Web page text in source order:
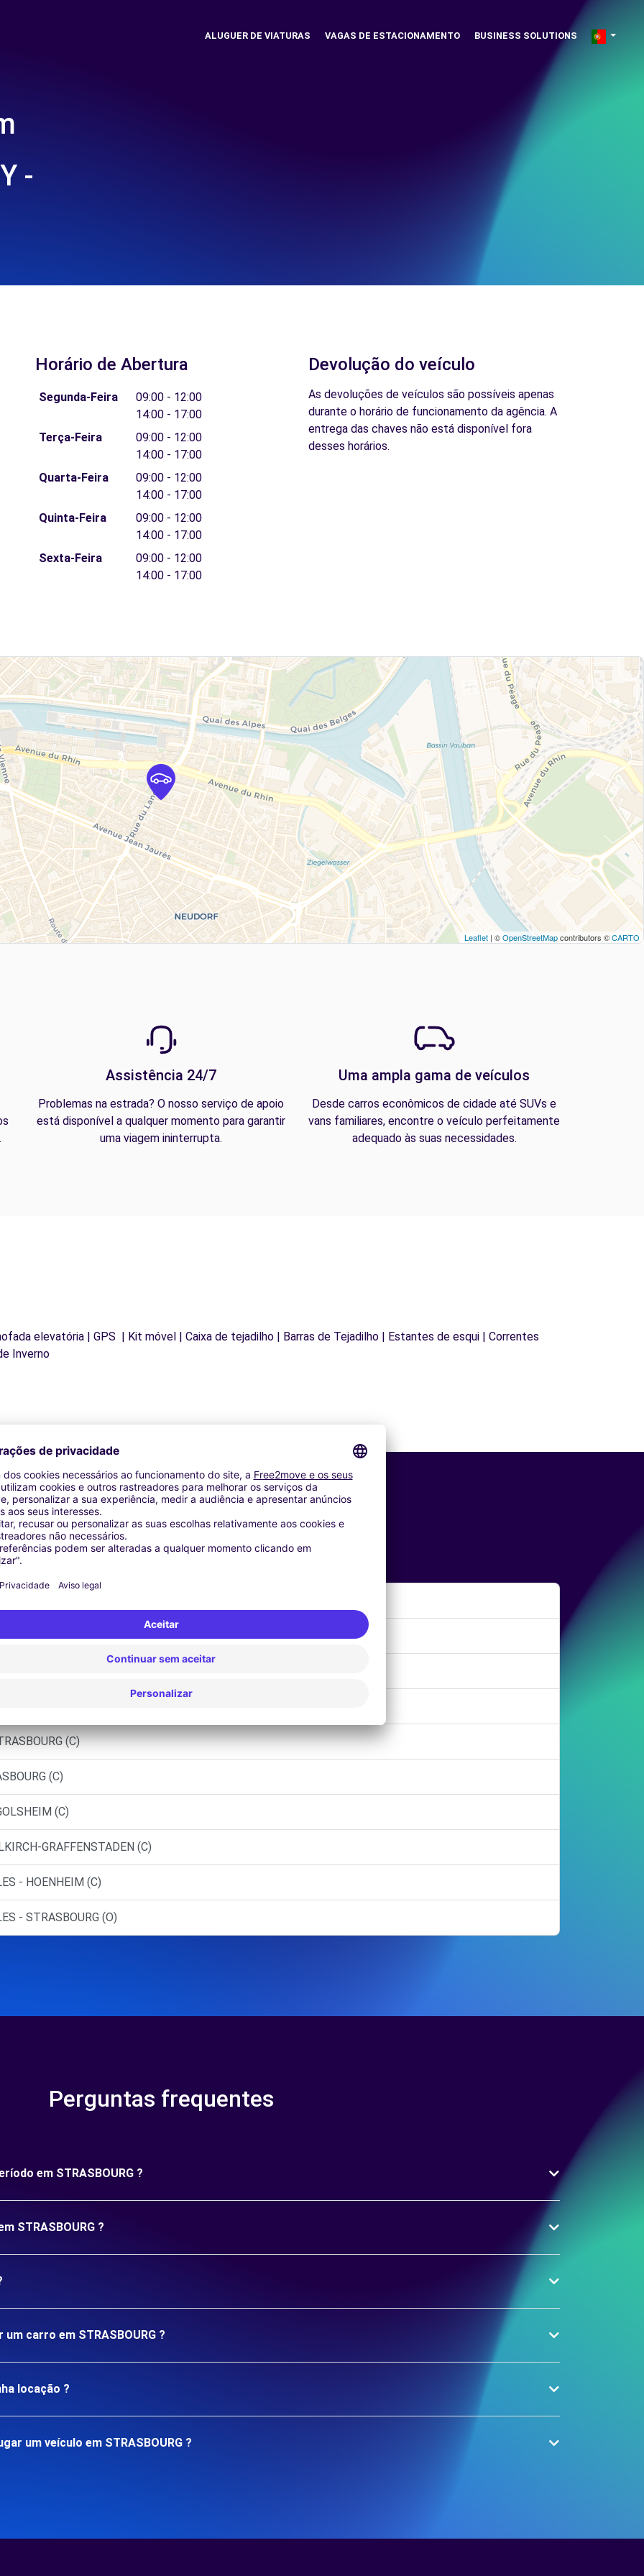
ALUGUER DE VIATURAS VAGAS DE ESTACIONAMENTO BUSINESS SOLUTIONS
-
Horário de Abertura
Segunda-Feira
09:00 - 12:00
14:00 - 17:00
Terça-Feira
09:00 - 12:00
14:00 - 17:00
Quarta-Feira
09:00 - 12:00
14:00 - 17:00
Quinta-Feira
09:00 - 12:00
14:00 - 17:00
Sexta-Feira
09:00 - 12:00
14:00 - 17:00
Devolução do veículo
As devoluções de veículos são possíveis apenas
durante o horário de funcionamento da agência. A
entrega das chaves não está disponível fora
desses horários.
Leaflet | ©OpenStreetMapcontributors ©CARTO
Assistência 24/7
Problemas na estrada? O nosso serviço de apoio
está disponível a qualquer momento para garantir
uma viagem ininterrupta.
Uma ampla gama de veículos
Desde carros econômicos de cidade até SUVs e
vans familiares, encontre o veículo perfeitamente
adequado às suas necessidades.
elevatória | GPS | Kit móvel | Caixa de tejadilho | Barras de Tejadilho | Estantes de esqui | Correntes
Inverno
Agências similares
(C)
(C)
(C)
GRAFFENSTADEN (C)
- HOENHEIM (C)
- STRASBOURG (O)
Perguntas frequentes
em STRASBOURG ?
STRASBOURG ?
carro em STRASBOURG ?
locação ?
um veículo em STRASBOURG ?